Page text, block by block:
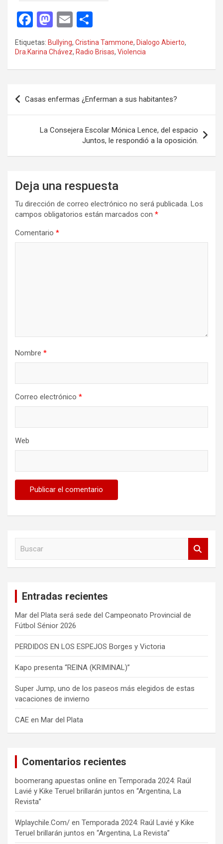
F
a
ce
b
o
k
M
a
st
o
o
n
E
m
ail
o
m
p
tir
Etiquetas: Bullying, Cristina Tammone, Dialogo Abierto,
Dra.Karina Chávez, Radio Brisas, Violencia
Navegación
de
entradas
Casas enfermas ¿Enferman a sus habitantes?
La Consejera Escolar Mónica Lence, del espacio
Juntos, le respondió a la oposición.
Deja una respuesta
Tu dirección de correo electrónico no será publicada. Los
campos obligatorios están marcados con *
Comentario *
Nombre *
Correo electrónico *
Web
Entradas recientes
Mar del Plata será sede del Campeonato Provincial de
Fútbol Sénior 2026
PERDIDOS EN LOS ESPEJOS Borges y Victoria
Kapo presenta “REINA (KRIMINAL)”
Super Jump, uno de los paseos más elegidos de estas
vacaciones de invierno
CAE en Mar del Plata
Comentarios recientes
boomerang apuestas online en Temporada 2024: Raúl
Lavié y Kike Teruel brillarán juntos en “Argentina, La
Revista”
Wplaychile.Com/ en Temporada 2024: Raúl Lavié y Kike
Teruel brillarán juntos en “Argentina, La Revista”